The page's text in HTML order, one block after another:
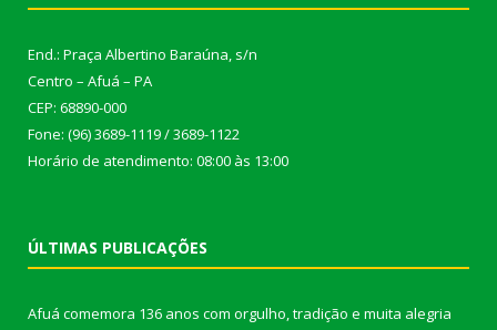
End.: Praça Albertino Baraúna, s/n
Centro – Afuá – PA
CEP: 68890-000
Fone: (96) 3689-1119 / 3689-1122
Horário de atendimento: 08:00 às 13:00
ÚLTIMAS PUBLICAÇÕES
Afuá comemora 136 anos com orgulho, tradição e muita alegria